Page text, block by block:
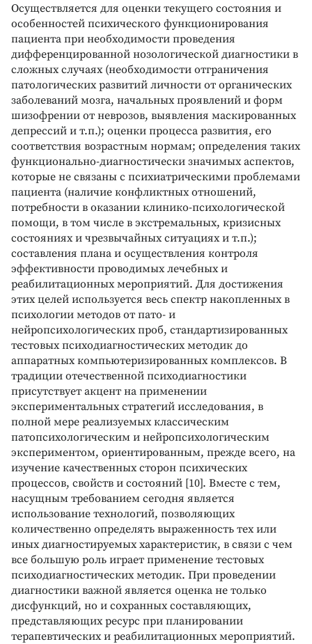
Осуществляется для оценки текущего состояния и
особенностей психического функционирования
пациента при необходимости проведения
дифференцированной нозологической диагностики в
сложных случаях (необходимости отграничения
патологических развитий личности от органических
заболеваний мозга, начальных проявлений и форм
шизофрении от неврозов, выявления маскированных
депрессий и т.п.); оценки процесса развития, его
соответствия возрастным нормам; определения таких
функционально-диагностически значимых аспектов,
которые не связаны с психиатрическими проблемами
пациента (наличие конфликтных отношений,
потребности в оказании клинико-психологической
помощи, в том числе в экстремальных, кризисных
состояниях и чрезвычайных ситуациях и т.п.);
составления плана и осуществления контроля
эффективности проводимых лечебных и
реабилитационных мероприятий. Для достижения
этих целей используется весь спектр накопленных в
психологии методов от пато- и
нейропсихологических проб, стандартизированных
тестовых психодиагностических методик до
аппаратных компьютеризированных комплексов. В
традиции отечественной психодиагностики
присутствует акцент на применении
экспериментальных стратегий исследования, в
полной мере реализуемых классическим
патопсихологическим и нейропсихологическим
экспериментом, ориентированным, прежде всего, на
изучение качественных сторон психических
процессов, свойств и состояний [10]. Вместе с тем,
насущным требованием сегодня является
использование технологий, позволяющих
количественно определять выраженность тех или
иных диагностируемых характеристик, в связи с чем
все большую роль играет применение тестовых
психодиагностических методик. При проведении
диагностики важной является оценка не только
дисфункций, но и сохранных составляющих,
представляющих ресурс при планировании
терапевтических и реабилитационных мероприятий.